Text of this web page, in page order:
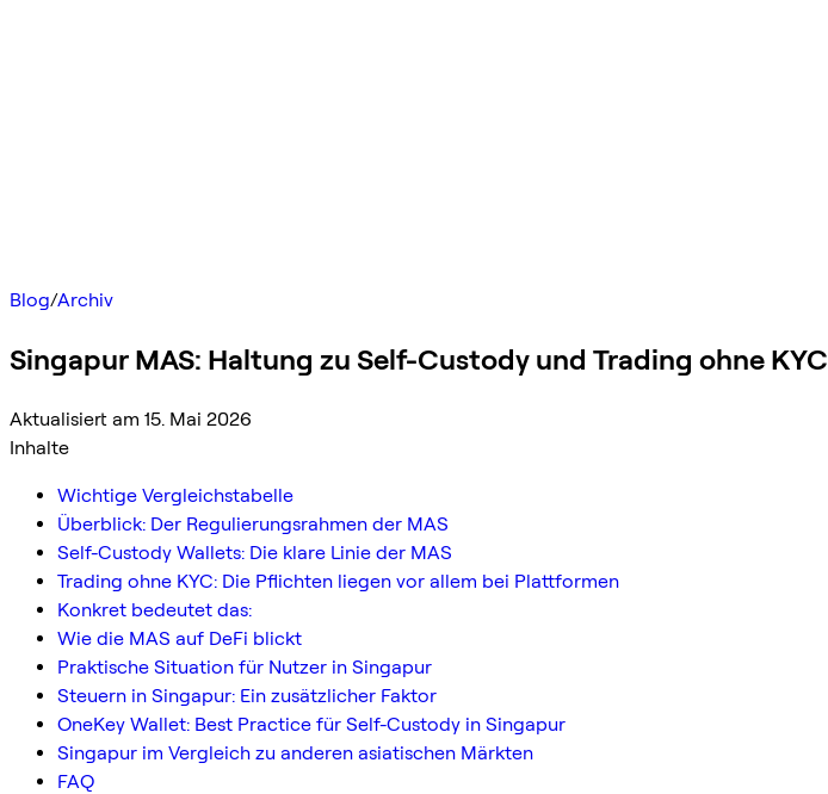
Blog/Archiv
Singapur MAS: Haltung zu Self-Custody und Trading ohne KYC
Aktualisiert am 15. Mai 2026
Inhalte
Wichtige Vergleichstabelle
Überblick: Der Regulierungsrahmen der MAS
Self-Custody Wallets: Die klare Linie der MAS
Trading ohne KYC: Die Pflichten liegen vor allem bei Plattformen
Konkret bedeutet das:
Wie die MAS auf DeFi blickt
Praktische Situation für Nutzer in Singapur
Steuern in Singapur: Ein zusätzlicher Faktor
OneKey Wallet: Best Practice für Self-Custody in Singapur
Singapur im Vergleich zu anderen asiatischen Märkten
FAQ